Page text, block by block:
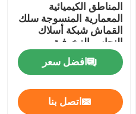
المناطق الكيميائية
المعمارية المنسوجة سلك
القماش شبكة أسلاك
النحاس الزخرفية
افضل سعر
اتصل بنا